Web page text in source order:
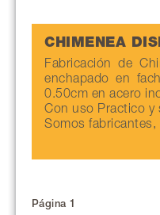
CHIMENEA
Fabricación de
enchapado en
0.50cm en acero
Con uso Practico y
Somos fabricantes,
Página 1